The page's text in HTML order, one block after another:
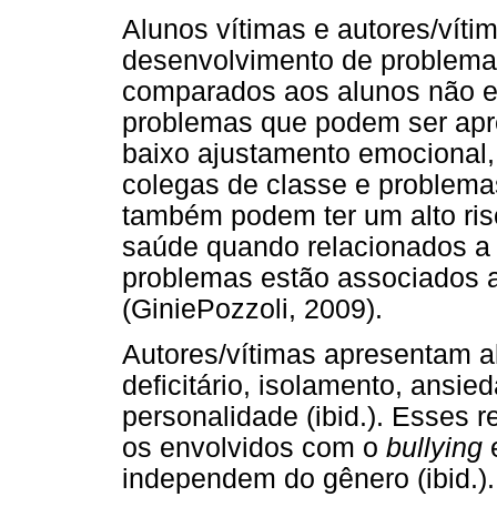
Alunos vítimas e autores/
desenvolvimento de
comparados aos alunos não
problemas que podem ser
baixo ajustamento
colegas de classe e
também podem ter um alto
saúde quando relacionados
problemas estão associados
(GiniePozzoli, 2009).
Autores/vítimas apresentam
deficitário, isolamento,
personalidade (ibid.). Esses
os envolvidos com o bullying
independem do gênero (ibid.).